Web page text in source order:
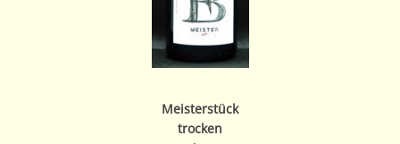
Meisterstück
trocken